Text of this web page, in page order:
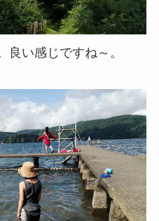
良い感じですね～。